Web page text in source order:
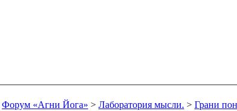
Форум «Агни Йога» > Лаборатория мысли. > Грани